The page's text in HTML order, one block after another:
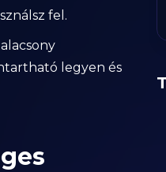
fel.
legyen és